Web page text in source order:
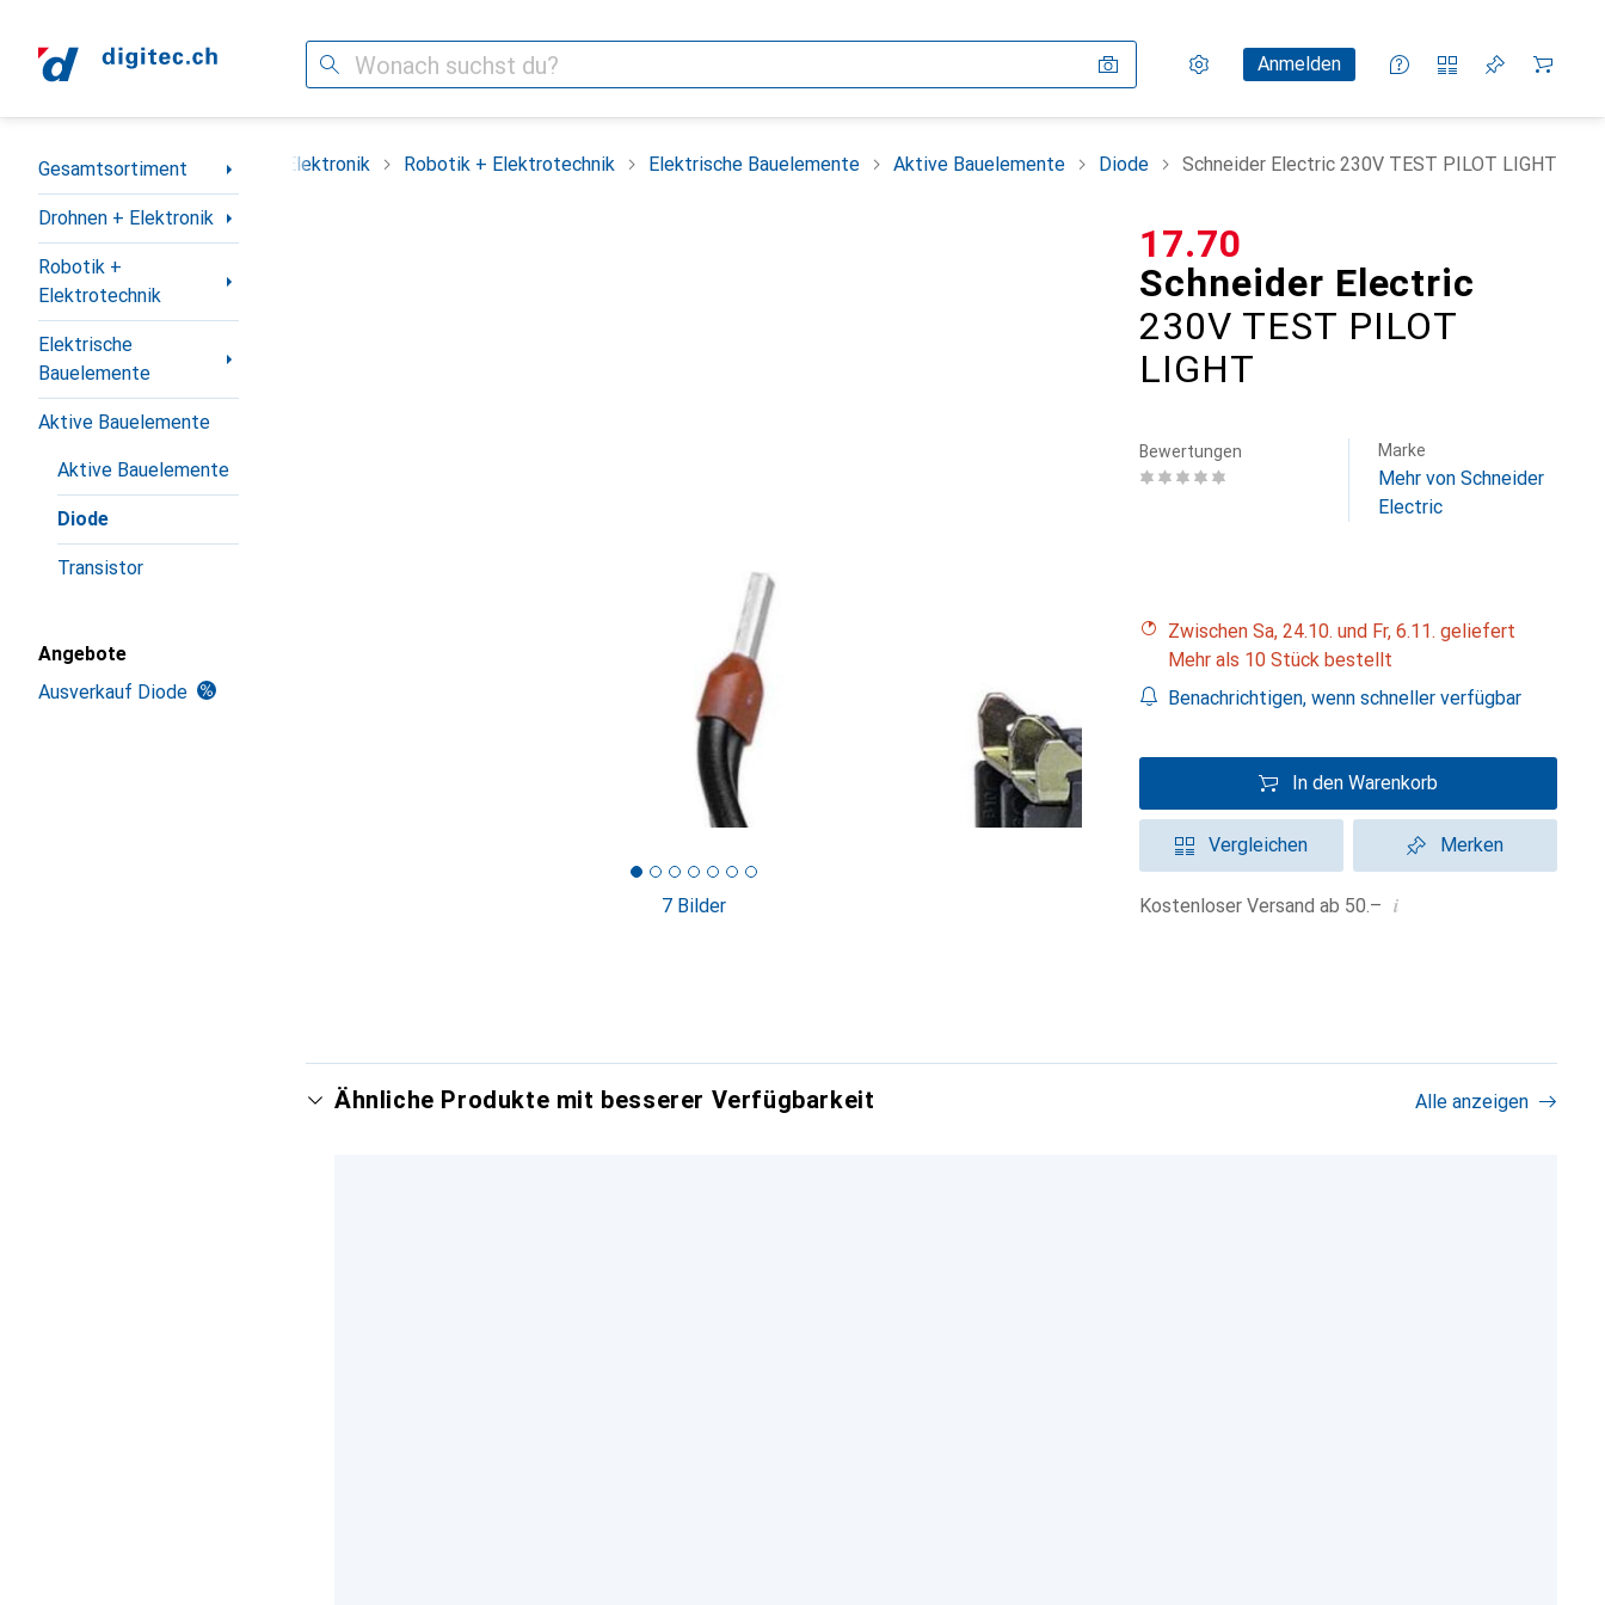
Suche Einstellungen
KundenkontoAnmelden
Vergleichslisten
Merklisten
Warenkorb
Navigation nach Kategorien
Gesamtsortiment
Drohnen + Elektronik
Robotik +
Elektrotechnik
Elektrische
Bauelemente
Aktive Bauelemente
Aktive Bauelemente
Diode
Transistor
Angebote
Ausverkauf Diode
Gesamtsortiment Drohnen + Elektronik Robotik + Elektrotechnik Elektrische Bauelemente Aktive Bauelemente Diode Schneider Electric 230V TEST PILOT LIGHT
7 Bilder
Schneider Electric
230V TEST PILOT
LIGHT
CHF
17.70
Bewertungen Marke
Mehr von Schneider
Electric
Zwischen Sa, 24.10. und Fr, 6.11. geliefert
Mehr als 10 Stück bestellt
Benachrichtigen, wenn schneller verfügbar
In den Warenkorb
Vergleichen Merken
Kostenloser Versand ab 50.– i
Ähnliche Produkte mit besserer Verfügbarkeit Alle anzeigen